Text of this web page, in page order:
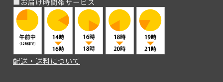
配送・送料について